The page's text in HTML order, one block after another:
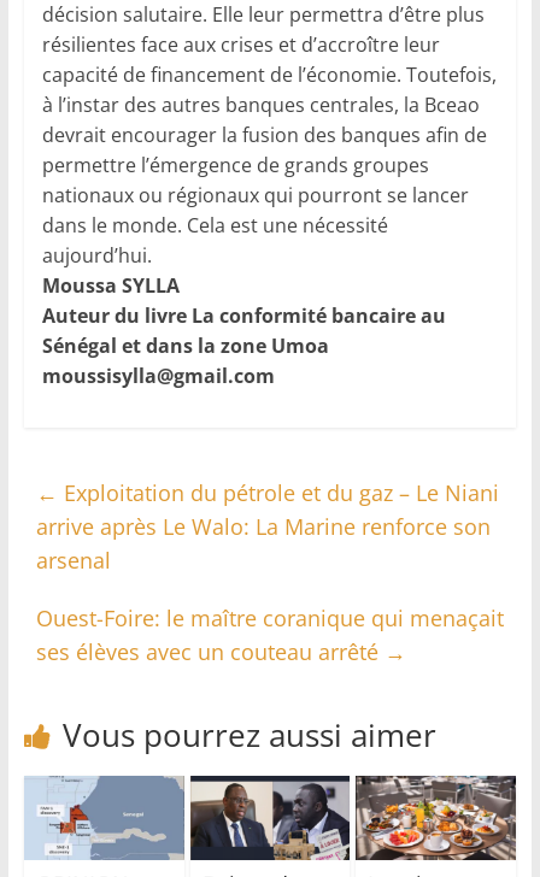
décision salutaire. Elle leur permettra d’être plus
résilientes face aux crises et d’accroître leur
capacité de financement de l’économie. Toutefois,
à l’instar des autres banques centrales, la Bceao
devrait encourager la fusion des banques afin de
permettre l’émergence de grands groupes
nationaux ou régionaux qui pourront se lancer
dans le monde. Cela est une nécessité
aujourd’hui.
Moussa SYLLA
Auteur du livre La conformité bancaire au
Sénégal et dans la zone Umoa
moussisylla@gmail.com
← Exploitation du pétrole et du gaz – Le Niani
arrive après Le Walo: La Marine renforce son
arsenal
Ouest-Foire: le maître coranique qui menaçait
ses élèves avec un couteau arrêté →
Vous pourrez aussi aimer